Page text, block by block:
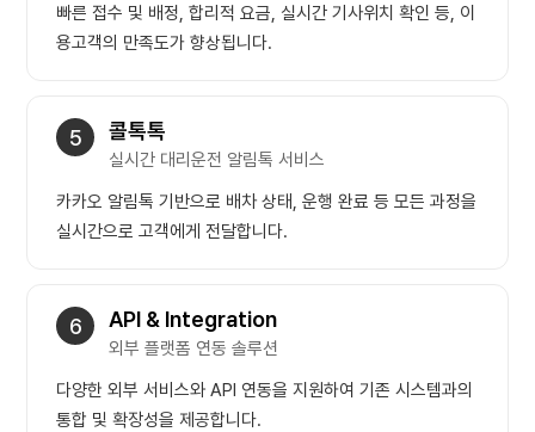
빠른 접수 및 배정, 합리적 요금, 실시간 기사위치 확인 등, 이
용고객의 만족도가 향상됩니다.
5 콜톡톡
실시간 대리운전 알림톡 서비스
카카오 알림톡 기반으로 배차 상태, 운행 완료 등 모든 과정을
실시간으로 고객에게 전달합니다.
6 API & Integration
외부 플랫폼 연동 솔루션
다양한 외부 서비스와 API 연동을 지원하여 기존 시스템과의
통합 및 확장성을 제공합니다.